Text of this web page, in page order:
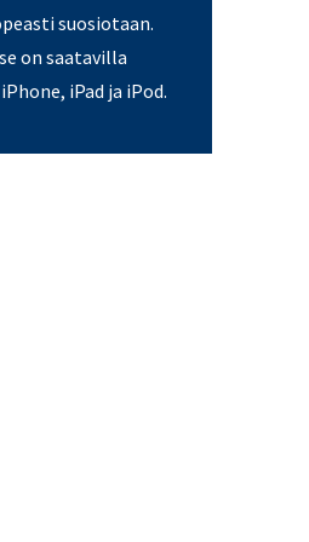
suosiotaan.
on saatavilla
iPad ja iPod.